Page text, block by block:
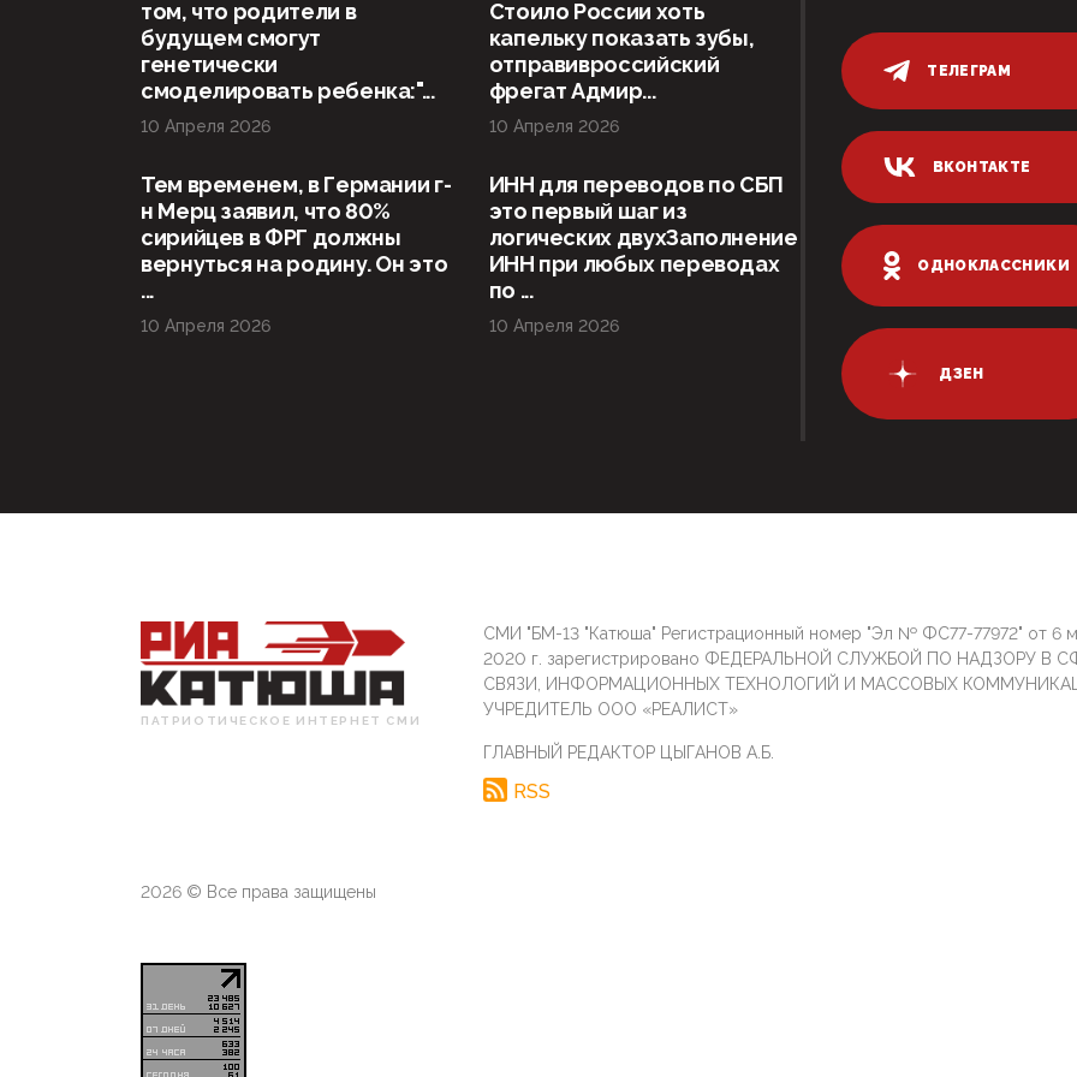
том, что родители в
будущем смогут
генетически
смоделировать ребенка:"...
10 Апреля 2026
Стоило России хоть
капельку показать зубы,
отправивроссийский
фрегат Адмир...
10 Апреля 2026
Тем временем, в Германии г-
н Мерц заявил, что 80%
сирийцев в ФРГ должны
вернуться на родину. Он это
...
10 Апреля 2026
ИНН для переводов по СБП
это первый шаг из
логических двухЗаполнение
ИНН при любых переводах
по ...
10 Апреля 2026
ТЕЛЕГРАМ
ВКОНТАКТЕ
ОДНОКЛАССНИКИ
ДЗЕН
ПАТРИОТИЧЕСКОЕ ИНТЕРНЕТ СМИ
СМИ "БМ-13 "Катюша" Регистрационный номер "Эл № ФС77-77972" от 6
2020 г. зарегистрировано ФЕДЕРАЛЬНОЙ СЛУЖБОЙ ПО НАДЗОРУ В
СВЯЗИ, ИНФОРМАЦИОННЫХ ТЕХНОЛОГИЙ И МАССОВЫХ
УЧРЕДИТЕЛЬ ООО «РЕАЛИСТ»
ГЛАВНЫЙ РЕДАКТОР ЦЫГАНОВ А.Б.
RSS
2026 © Все права защищены